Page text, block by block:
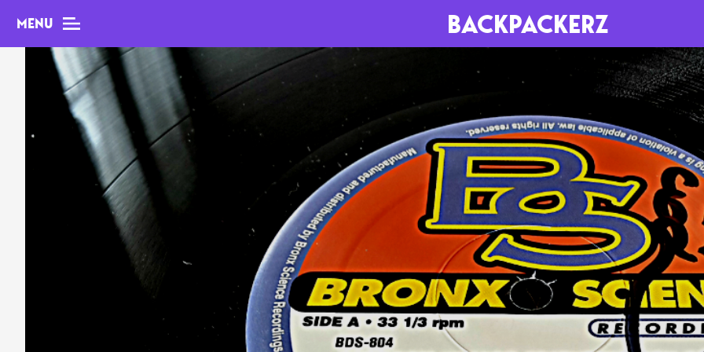
MENU BACKPACKERZ
MAG
Dossiers
Tops
Interviews
Chroniques
Sorties
AGENDA
Paris
Festivals
RADIO
Playlists
Podcasts
Mixes